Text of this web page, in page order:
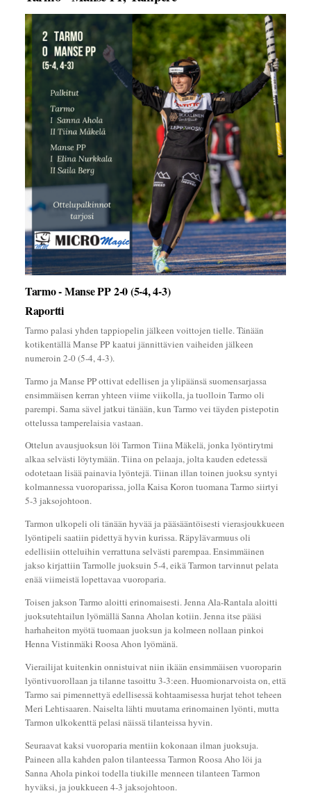
Tarmo - Manse PP 2-0 (5-4, 4-3)
Raportti
Tarmo palasi yhden tappiopelin jälkeen voittojen tielle. Tänään
kotikentällä Manse PP kaatui jännittävien vaiheiden jälkeen
numeroin 2-0 (5-4, 4-3).
Tarmo ja Manse PP ottivat edellisen ja ylipäänsä suomensarjassa
ensimmäisen kerran yhteen viime viikolla, ja tuolloin Tarmo oli
parempi. Sama sävel jatkui tänään, kun Tarmo vei täyden pistepotin
ottelussa tamperelaisia vastaan.
Ottelun avausjuoksun löi Tarmon Tiina Mäkelä, jonka lyöntirytmi
alkaa selvästi löytymään. Tiina on pelaaja, jolta kauden edetessä
odotetaan lisää painavia lyöntejä. Tiinan illan toinen juoksu syntyi
kolmannessa vuoroparissa, jolla Kaisa Koron tuomana Tarmo siirtyi
5-3 jaksojohtoon.
Tarmon ulkopeli oli tänään hyvää ja pääsääntöisesti vierasjoukkueen
lyöntipeli saatiin pidettyä hyvin kurissa. Räpylävarmuus oli
edellisiin otteluihin verrattuna selvästi parempaa. Ensimmäinen
jakso kirjattiin Tarmolle juoksuin 5-4, eikä Tarmon tarvinnut pelata
enää viimeistä lopettavaa vuoroparia.
Toisen jakson Tarmo aloitti erinomaisesti. Jenna Ala-Rantala aloitti
juoksutehtailun lyömällä Sanna Aholan kotiin. Jenna itse pääsi
harhaheiton myötä tuomaan juoksun ja kolmeen nollaan pinkoi
Henna Vistinmäki Roosa Ahon lyömänä.
Vierailijat kuitenkin onnistuivat niin ikään ensimmäisen vuoroparin
lyöntivuorollaan ja tilanne tasoittu 3-3:een. Huomionarvoista on, että
Tarmo sai pimennettyä edellisessä kohtaamisessa hurjat tehot teheen
Meri Lehtisaaren. Naiselta lähti muutama erinomainen lyönti, mutta
Tarmon ulkokenttä pelasi näissä tilanteissa hyvin.
Seuraavat kaksi vuoroparia mentiin kokonaan ilman juoksuja.
Paineen alla kahden palon tilanteessa Tarmon Roosa Aho löi ja
Sanna Ahola pinkoi todella tiukille menneen tilanteen Tarmon
hyväksi, ja joukkueen 4-3 jaksojohtoon.